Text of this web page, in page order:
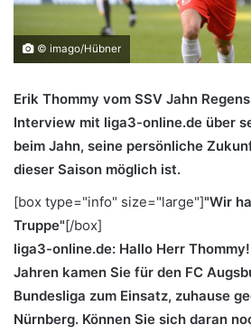
© imago/Hübner
Erik Thommy vom SSV Jahn
Interview mit liga3-online.de über
beim Jahn, seine persönliche
dieser Saison möglich ist.
[box type="info" size="large"]"Wir
Truppe"[/box]
liga3-online.de: Hallo Herr
Jahren kamen Sie für den FC
Bundesliga zum Einsatz, zuhause
Nürnberg. Können Sie sich daran